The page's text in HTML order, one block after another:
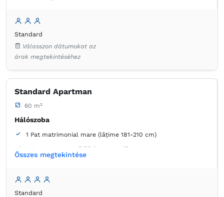
saját -
Ruhaszekrény Szekrény
Laposképernyős tévé
WC-papír
Hajszárító Hűtőszekrény a szobában
Standard
Válasszon dátumokat az
árak megtekintéséhez
Standard Apartman
60 m²
Hálószoba
1 Pat matrimonial mare (lățime 181-210 cm)
1 Canapea extensibilă (1 persoană)
1 Canapea extensibilă (1 persoană)
Fürdőszoba
Összes megtekintése
Standard